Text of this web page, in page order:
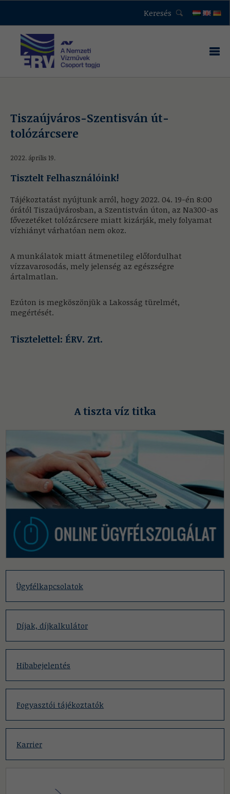
Keresés
Tiszaújváros-Szentisván út-
tolózárcsere
2022. április 19.
Tisztelt Felhasználóink!
Tájékoztatást nyújtunk arról, hogy 2022. 04. 19-én 8:00
órától Tiszaújvárosban, a Szentistván úton, az Na300-as
fővezetéket tolózárcsere miatt kizárják, mely folyamat
vízhiányt várhatóan nem okoz.
A munkálatok miatt átmenetileg előfordulhat
vízzavarosodás, mely jelenség az egészségre
ártalmatlan.
Ezúton is megköszönjük a Lakosság türelmét,
megértését.
Tisztelettel: ÉRV. Zrt.
A tiszta víz titka
Ügyfélkapcsolatok
Díjak, díjkalkulátor
Hibabejelentés
Fogyasztói tájékoztatók
Karrier